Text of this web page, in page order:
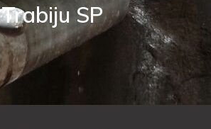
Trabiju SP